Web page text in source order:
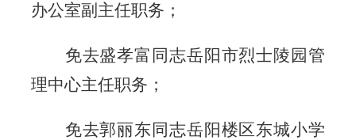
办公室副主任职务；
免去盛孝富同志岳阳市烈士陵园管
理中心主任职务；
免去郭丽东同志岳阳楼区东城小学